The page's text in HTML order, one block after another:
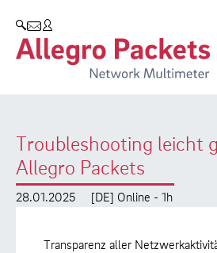
Troubleshooting leicht
Allegro Packets
28.01.2025 [DE] Online - 1h
Transparenz aller
Allegro Network Multimeter
Produktübersicht
Use Cases
Whitepaper
Case Studies
Unternehmen
Partner
Umweltschutz